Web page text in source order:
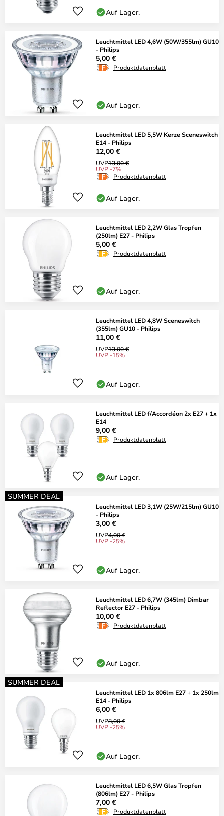
Auf Lager.
Leuchtmittel LED 4,6W (50W/355lm) GU10
- Philips
5,00 €
Produktdatenblatt
Auf Lager.
Leuchtmittel LED 5,5W Kerze Sceneswitch
E14 - Philips
12,00 €
UVP13,00 €
UVP -7%
Produktdatenblatt
Auf Lager.
Leuchtmittel LED 2,2W Glas Tropfen
(250lm) E27 - Philips
5,00 €
Produktdatenblatt
Auf Lager.
Leuchtmittel LED 4,8W Sceneswitch
(355lm) GU10 - Philips
11,00 €
UVP13,00 €
UVP -15%
Auf Lager.
Leuchtmittel LED f/Accordéon 2x E27 + 1x
E14
9,00 €
Produktdatenblatt
Auf Lager.
SUMMER DEAL
Leuchtmittel LED 3,1W (25W/215lm) GU10
- Philips
3,00 €
UVP4,00 €
UVP -25%
Auf Lager.
Leuchtmittel LED 6,7W (345lm) Dimbar
Reflector E27 - Philips
10,00 €
Produktdatenblatt
Auf Lager.
SUMMER DEAL
Leuchtmittel LED 1x 806lm E27 + 1x 250lm
E14 - Philips
6,00 €
UVP8,00 €
UVP -25%
Auf Lager.
Leuchtmittel LED 6,5W Glas Tropfen
(806lm) E27 - Philips
7,00 €
Produktdatenblatt